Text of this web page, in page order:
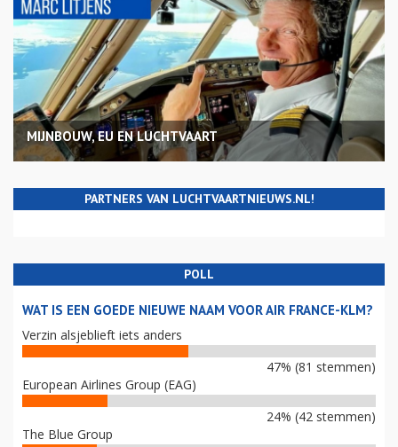
MIJNBOUW, EU EN LUCHTVAART
PARTNERS VAN LUCHTVAARTNIEUWS.NL!
POLL
WAT IS EEN GOEDE NIEUWE NAAM VOOR AIR FRANCE-KLM?
Verzin alsjeblieft iets anders
47% (81 stemmen)
European Airlines Group (EAG)
24% (42 stemmen)
The Blue Group